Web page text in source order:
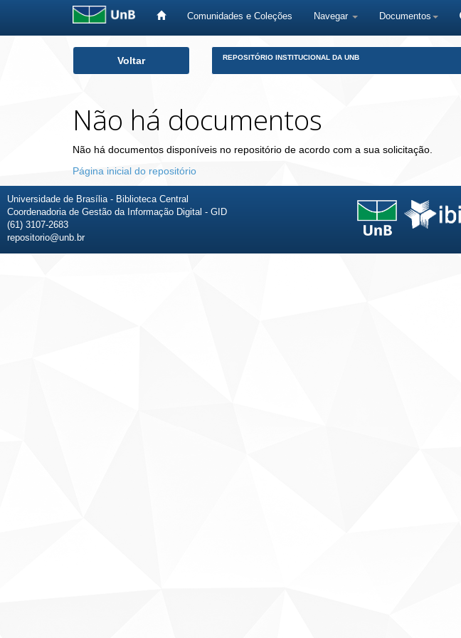
Comunidades e Coleções Navegar Documentos
Voltar REPOSITÓRIO INSTITUCIONAL DA UNB
Não há documentos
Não há documentos disponíveis no repositório de acordo com a sua solicitação.
Página inicial do repositório
Universidade de Brasília - Biblioteca Central
Coordenadoria de Gestão da Informação Digital - GID
(61) 3107-2683
repositorio@unb.br